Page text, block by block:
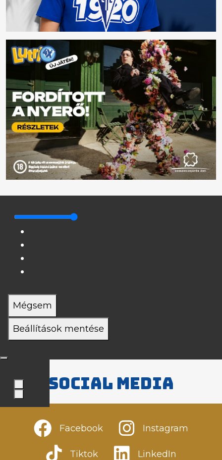
Mégsem
Beállítások mentése
Social media
Facebook Instagram
Tiktok LinkedIn